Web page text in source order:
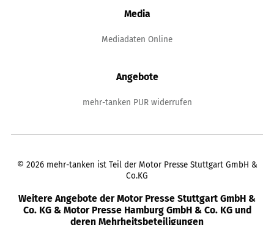
Media
Mediadaten Online
Angebote
mehr-tanken PUR widerrufen
© 2026 mehr-tanken ist Teil der Motor Presse Stuttgart GmbH &
Co.KG
Weitere Angebote der Motor Presse Stuttgart GmbH &
Co. KG & Motor Presse Hamburg GmbH & Co. KG und
deren Mehrheitsbeteiligungen